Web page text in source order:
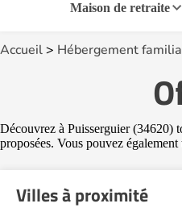
Maison de retraite
Accueil> Hébergement
Découvrez à Puisserguier (34620)
proposées. Vous pouvez
Villes à proximité